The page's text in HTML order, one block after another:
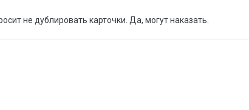
не дублировать карточки. Да, могут наказать.